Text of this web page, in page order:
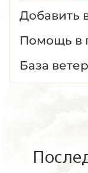
Добавить
Помощь в
База